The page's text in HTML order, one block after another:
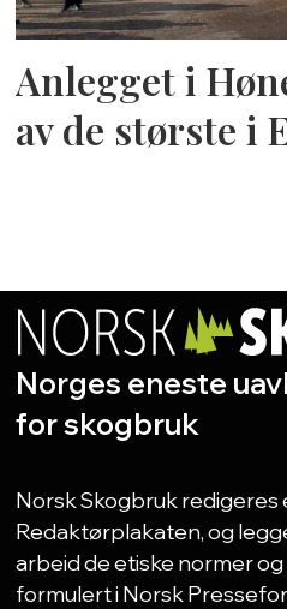
Anlegget i
av de største i
Norges eneste
for skogbruk
Norsk Skogbruk
Redaktørplakaten, og
arbeid de etiske normer
formulert i Norsk